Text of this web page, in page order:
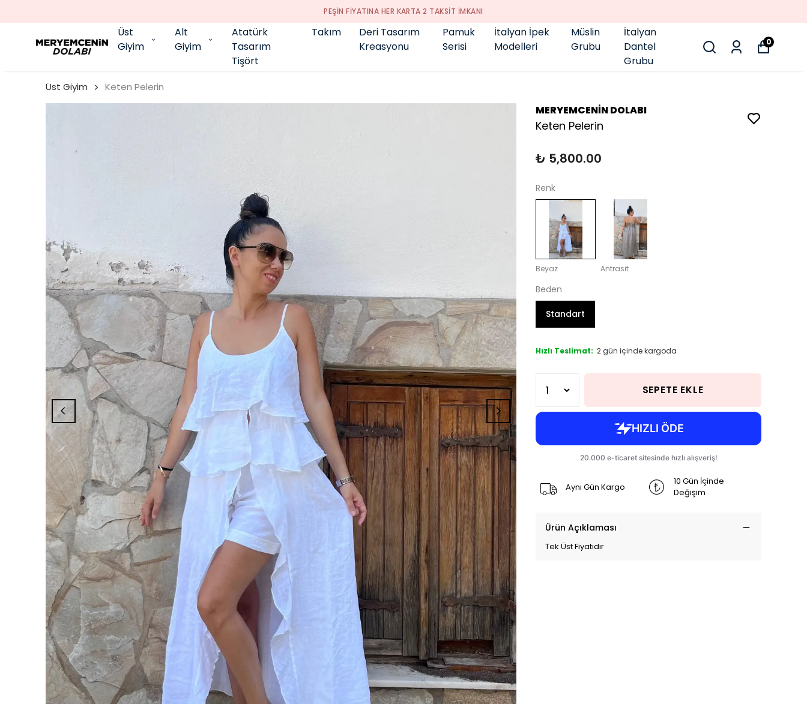
PEŞİN FİYATINA HER KARTA 2 TAKSİT İMKANI
Üst
Giyim
Alt
Giyim
Atatürk
Tasarım
Tişört
Takım
Deri Tasarım
Kreasyonu
Pamuk
Serisi
İtalyan İpek
Modelleri
Müslin
Grubu
İtalyan
Dantel
Grubu
0
Üst Giyim Keten Pelerin
MERYEMCENİN DOLABI
Keten Pelerin
₺ 5,800.00
Renk
Beyaz Antrasit
Beden
Standart
Hızlı Teslimat: 2 gün içinde kargoda
SEPETE EKLE
Aynı Gün Kargo
10 Gün İçinde
Değişim
Ürün Açıklaması
Tek Üst Fiyatıdır